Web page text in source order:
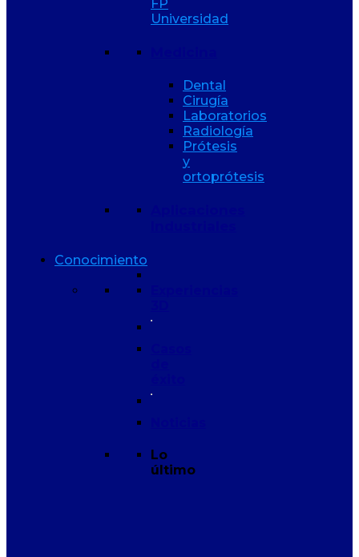
FP
Universidad
Dental
Cirugía
Laboratorios
Radiología
Prótesis
y
ortoprótesis
Conocimiento
Lo
último